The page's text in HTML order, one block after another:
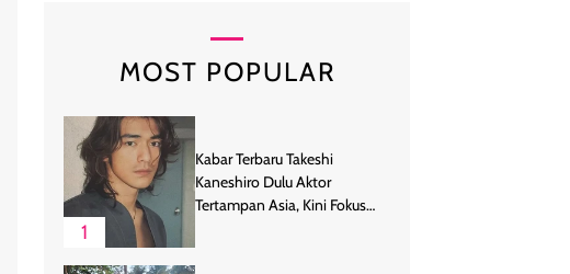
MOST POPULAR
1
Kabar Terbaru Takeshi
Kaneshiro Dulu Aktor
Tertampan Asia, Kini Fokus